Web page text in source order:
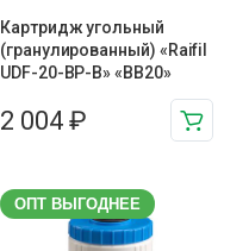
Картридж угольный
(гранулированный) «Raifil
UDF-20-BP-B» «BB20»
2 004 ₽
ОПТ ВЫГОДНЕЕ